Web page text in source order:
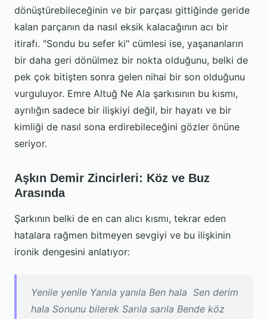
dönüştürebileceğinin ve bir parçası gittiğinde geride
kalan parçanın da nasıl eksik kalacağının acı bir
itirafı. "Sondu bu sefer ki" cümlesi ise, yaşananların
bir daha geri dönülmez bir nokta olduğunu, belki de
pek çok bitişten sonra gelen nihai bir son olduğunu
vurguluyor. Emre Altuğ Ne Ala şarkısının bu kısmı,
ayrılığın sadece bir ilişkiyi değil, bir hayatı ve bir
kimliği de nasıl sona erdirebileceğini gözler önüne
seriyor.
Aşkın Demir Zincirleri: Köz ve Buz
Arasında
Şarkının belki de en can alıcı kısmı, tekrar eden
hatalara rağmen bitmeyen sevgiyi ve bu ilişkinin
ironik dengesini anlatıyor:
Yenile yenile Yanıla yanıla Ben hala Sen derim
hala Sonunu bilerek Sarıla sarıla Bende köz